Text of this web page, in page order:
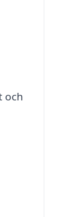
och